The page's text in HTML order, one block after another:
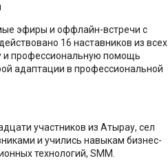
эфиры и оффлайн-встречи с
16 наставников из всех
и профессиональную помощь
адаптации в профессиональной
участников из Атырау, сел
и учились навыкам бизнес-
технологий, SMM.